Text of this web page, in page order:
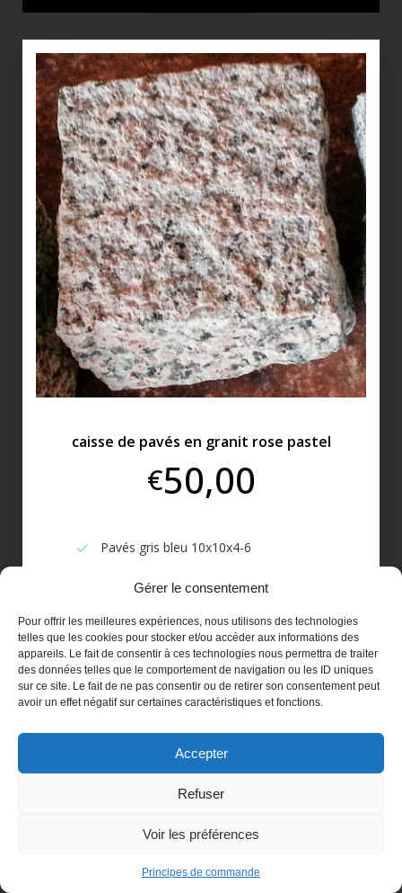
Gérer le consentement
Pour offrir les meilleures expériences, nous utilisons des technologies
telles que les cookies pour stocker et/ou accéder aux informations des
appareils. Le fait de consentir à ces technologies nous permettra de traiter
des données telles que le comportement de navigation ou les ID uniques
sur ce site. Le fait de ne pas consentir ou de retirer son consentement peut
avoir un effet négatif sur certaines caractéristiques et fonctions.
Accepter
Refuser
Voir les préférences
Principes de commande
caisse de pavés en granit rose pastel
€50,00
Pavés gris bleu 10x10x4-6
Finition naturelle 1 face plane 5 faces
carrossable traditionnel ingélif
Résistant aux intempéries
Plus d’informations
offre 12 tonnes pour